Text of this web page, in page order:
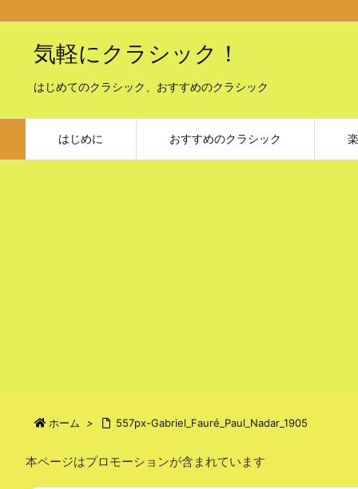
気軽にクラシック！
はじめてのクラシック、おすすめのクラシック
はじめに おすすめのクラシック
ホーム > 557px-Gabriel_Fauré_Paul_Nadar_1905
本ページはプロモーションが含まれています